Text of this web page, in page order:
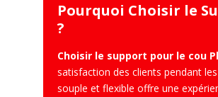
Pourquoi Choisir le
?
Choisir le support pour le cou
satisfaction des clients pendant
souple et flexible offre une